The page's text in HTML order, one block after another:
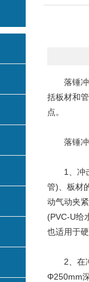
落锤
括板材和
点。
落锤冲
1、冲击
管)、板材
动气动夹
(PVC-U给
也适用于
2、在冲
Φ250mm